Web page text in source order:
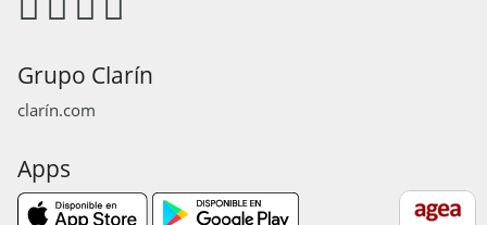
Grupo Clarín
clarín.com
Apps